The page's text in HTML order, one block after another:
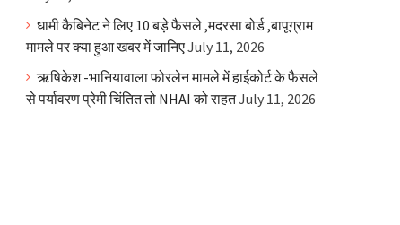
धामी कैबिनेट ने लिए 10 बड़े फैसले ,मदरसा बोर्ड ,बापूग्राम
मामले पर क्या हुआ खबर में जानिएJuly 11, 2026
ऋषिकेश -भानियावाला फोरलेन मामले में हाईकोर्ट के फैसले
से पर्यावरण प्रेमी चिंतित तो NHAI को राहतJuly 11, 2026